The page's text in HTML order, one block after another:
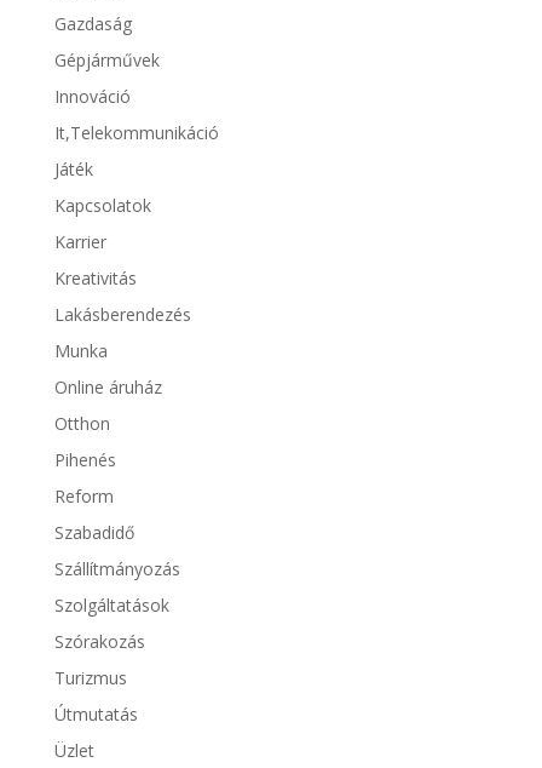
Gazdaság
Gépjárművek
Innováció
It,Telekommunikáció
Játék
Kapcsolatok
Karrier
Kreativitás
Lakásberendezés
Munka
Online áruház
Otthon
Pihenés
Reform
Szabadidő
Szállítmányozás
Szolgáltatások
Szórakozás
Turizmus
Útmutatás
Üzlet